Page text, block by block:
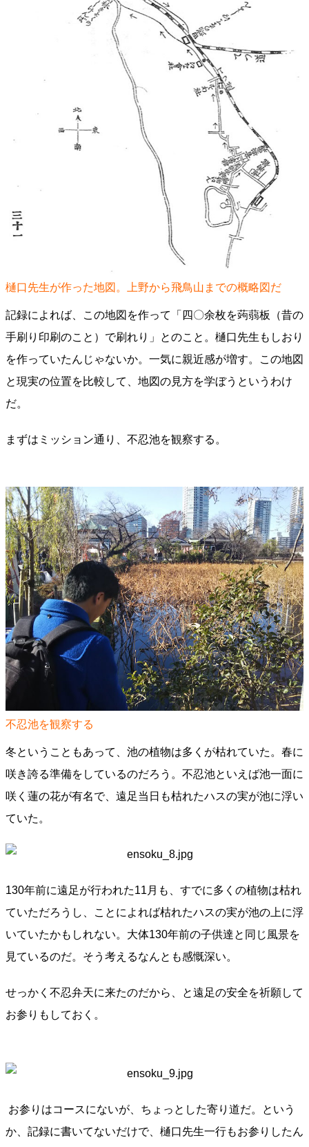
樋口先生が作った地図。上野から飛鳥山までの概略図だ
記録によれば、この地図を作って「四〇余枚を蒟蒻板（昔の
手刷り印刷のこと）で刷れり」とのこと。樋口先生もしおり
を作っていたんじゃないか。一気に親近感が増す。この地図
と現実の位置を比較して、地図の見方を学ぼうというわけ
だ。
まずはミッション通り、不忍池を観察する。
不忍池を観察する
冬ということもあって、池の植物は多くが枯れていた。春に
咲き誇る準備をしているのだろう。不忍池といえば池一面に
咲く蓮の花が有名で、遠足当日も枯れたハスの実が池に浮い
ていた。
130年前に遠足が行われた11月も、すでに多くの植物は枯れ
ていただろうし、ことによれば枯れたハスの実が池の上に浮
いていたかもしれない。大体130年前の子供達と同じ風景を
見ているのだ。そう考えるなんとも感慨深い。
せっかく不忍弁天に来たのだから、と遠足の安全を祈願して
お参りもしておく。
お参りはコースにないが、ちょっとした寄り道だ。という
か、記録に書いてないだけで、樋口先生一行もお参りしたん